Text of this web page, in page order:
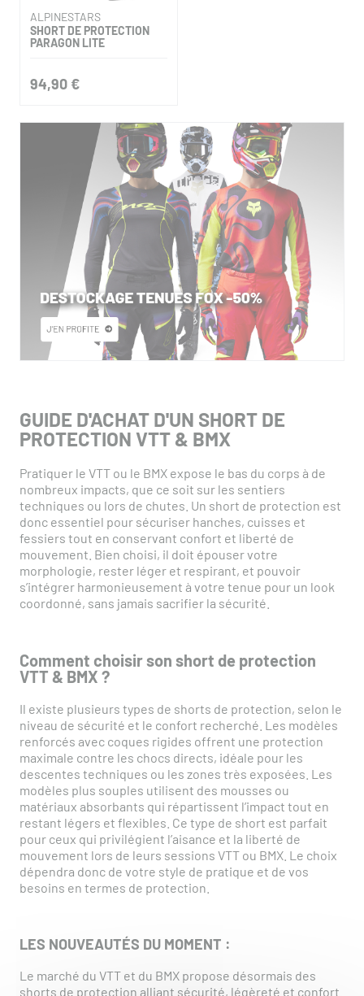
ALPINESTARS
SHORT DE PROTECTION
PARAGON LITE
94,90 €
GUIDE D'ACHAT D'UN SHORT DE
PROTECTION VTT & BMX
Pratiquer le VTT ou le BMX expose le bas du corps à de
nombreux impacts, que ce soit sur les sentiers
techniques ou lors de chutes. Un short de protection est
donc essentiel pour sécuriser hanches, cuisses et
fessiers tout en conservant confort et liberté de
mouvement. Bien choisi, il doit épouser votre
morphologie, rester léger et respirant, et pouvoir
s’intégrer harmonieusement à votre tenue pour un look
coordonné, sans jamais sacrifier la sécurité.
Comment choisir son short de protection
VTT & BMX ?
Il existe plusieurs types de shorts de protection, selon le
niveau de sécurité et le confort recherché. Les modèles
renforcés avec coques rigides offrent une protection
maximale contre les chocs directs, idéale pour les
descentes techniques ou les zones très exposées. Les
modèles plus souples utilisent des mousses ou
matériaux absorbants qui répartissent l’impact tout en
restant légers et flexibles. Ce type de short est parfait
pour ceux qui privilégient l’aisance et la liberté de
mouvement lors de leurs sessions VTT ou BMX. Le choix
dépendra donc de votre style de pratique et de vos
besoins en termes de protection.
LES NOUVEAUTÉS DU MOMENT :
Le marché du VTT et du BMX propose désormais des
shorts de protection alliant sécurité, légèreté et confort.